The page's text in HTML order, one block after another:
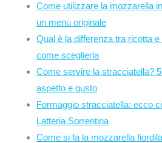
Come utilizzare la mozzarella
un menù originale
Qual è la differenza tra ricotta
come sceglierla
Come servire la stracciatella?
aspetto e gusto
Formaggio stracciatella: ecco
Latteria Sorrentina
Come si fa la mozzarella